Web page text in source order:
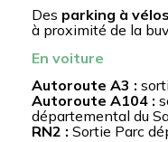
Des parking à vélos
à proximité de la
En voiture
Autoroute A3 :
Autoroute A104 :
départemental du
RN2 : Sortie Parc